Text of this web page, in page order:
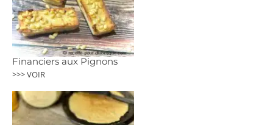
Financiers aux Pignons
>>> VOIR